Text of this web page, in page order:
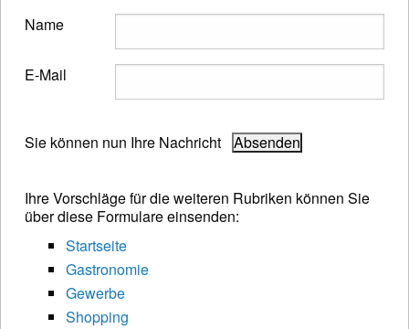
Name
E-Mail
Sie können nun Ihre Nachricht
Ihre Vorschläge für die weiteren Rubriken können Sie
über diese Formulare einsenden:
Startseite
Gastronomie
Gewerbe
Shopping